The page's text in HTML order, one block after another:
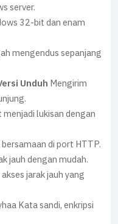
server.
32-bit dan enam
mengendus sepanjang
Unduh Mengirim
lukisan dengan
di port HTTP.
jauh dengan mudah.
jarak jauh yang
Kata sandi, enkripsi